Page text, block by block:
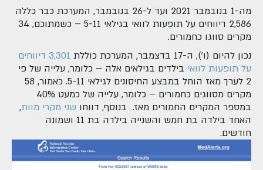
מה-1 בנובמבר 2021 ועד ל-26 בנובמבר, המערכת כבר כללה
2,586 דיווחים על תופעות לוואי בגילאי 5-11 – כשמתוכם, 34
מקרים סווגו כחמורים.
נכון להיום (ו'), ה-17 בדצמבר, המערכת כוללת
3,301 דיווחים
על תופעות לוואי בילדים בגילאים אלה – כלומר, עלייה של פי
2 לערך מאז הוחל במבצע החיסונים לגילאי 5-11. כאמור, 58
מקרים מסווגים כחמורים – כלומר, עלייה של כמעט 40%
במספר המקרים החמורים מאז. בנוסף, דווחו שני מקרי מוות,
האחד בילדה בת חמש והשנייה בילדה בת 11 ושמונה
חודשים.